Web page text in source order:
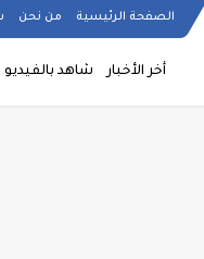
الصفحة الرئيسية من نحن
أخر الأخبار شاهد بالفيديو